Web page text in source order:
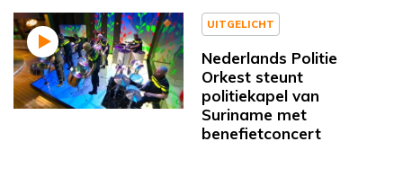
UITGELICHT
Nederlands Politie
Orkest steunt
politiekapel van
Suriname met
benefietconcert